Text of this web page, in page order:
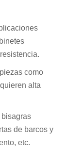
como
alta
bisagras
de barcos y
etc.